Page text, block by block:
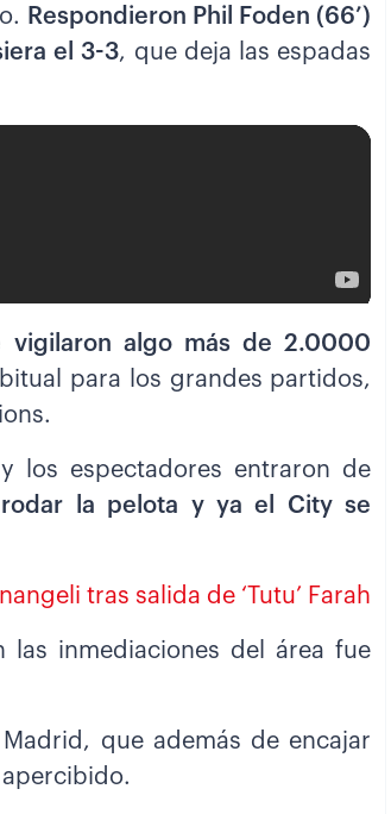
Respondieron Phil Foden (66’)
el 3-3, que deja las espadas
vigilaron algo más de 2.0000
para los grandes partidos,
los espectadores entraron de
la pelota y ya el City se
tras salida de ‘Tutu’ Farah
las inmediaciones del área fue
que además de encajar